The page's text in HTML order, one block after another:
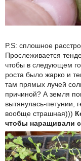
P.S: сплошное
Прослеживается
чтобы в следующем
роста было жарко и
там прямых лучей
причиной? А земля
вытянулась-петунии,
вообще страшная)))
чтобы наращивали